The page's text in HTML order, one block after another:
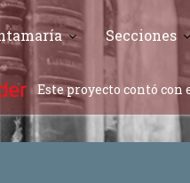
Secciones
Este proyecto contó con